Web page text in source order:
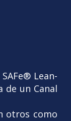
Lean-
de un Canal
otros como